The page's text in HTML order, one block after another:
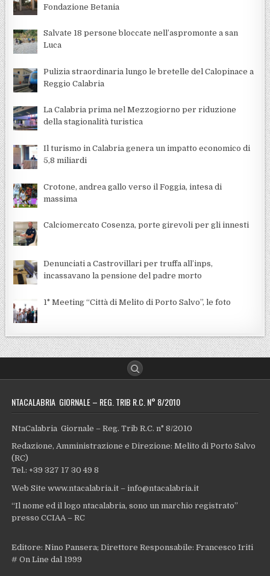
Fondazione Betania
Salvate 18 persone bloccate nell’aspromonte a san
Luca
Pulizia straordinaria lungo le bretelle del Calopinace a
Reggio Calabria
La Calabria prima nel Mezzogiorno per riduzione
della stagionalità turistica
Il turismo in Calabria genera un impatto economico di
5,8 miliardi
Crotone, andrea gallo verso il Foggia, intesa di
massima
Calciomercato Cosenza, porte girevoli per gli innesti
Denunciati a Castrovillari per truffa all’inps,
incassavano la pensione del padre morto
1° Meeting “Città di Melito di Porto Salvo”, le foto
NTACALABRIA GIORNALE – REG. TRIB R.C. N° 8/2010
NtaCalabria Giornale – Reg. Trib R.C. n° 8/2010
Redazione, Amministrazione e Direzione: Melito di Porto Salvo
(RC)
Tel.: +39 327 17 30 49 8
Web Site www.ntacalabria.it – info@ntacalabria.it
“Il nome ed il logo ntacalabria, sono un marchio registrato”
presso CCIAA – RC
Editore: Nino Pansera; Direttore Responsabile: Francesco Iriti
# On Line dal 1999